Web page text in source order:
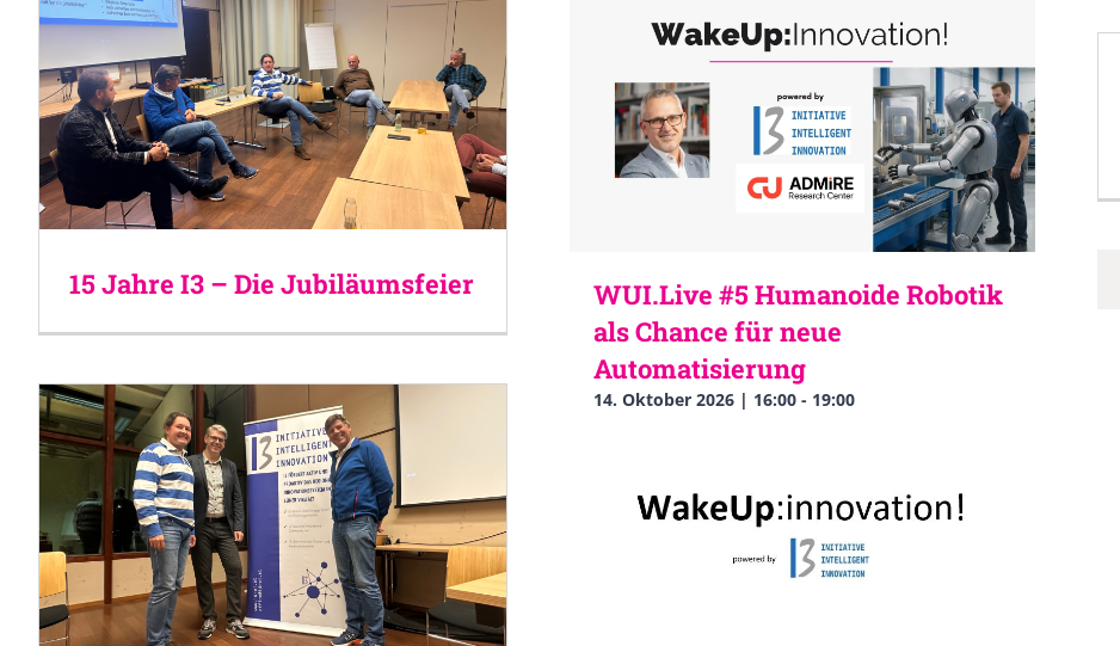
15 Jahre I3 – Die Jubiläumsfeier
WUI.Live #5 Humanoide Robotik
als Chance für neue
Automatisierung
14. Oktober 2026 | 16:00- 19:00